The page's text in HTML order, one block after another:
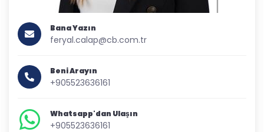
Bana Yazın
feryal.calap@cb.com.tr
Beni Arayın
+905523636161
Whatsapp'dan Ulaşın
+905523636161